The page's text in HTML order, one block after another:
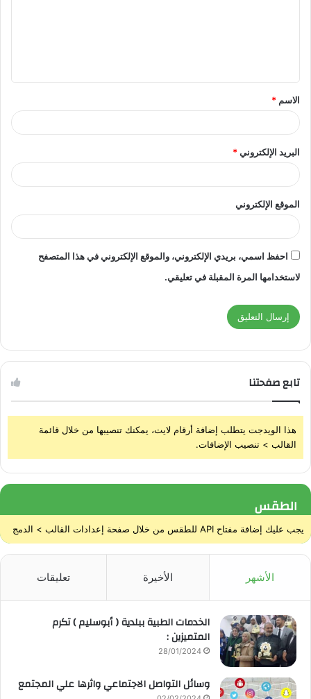
ق
*
الاسم *
البريد الإلكتروني*
الموقع الإلكتروني
احفظ اسمي، بريدي الإلكتروني، والموقع الإلكتروني في هذا المتصفح
لاستخدامها المرة المقبلة في تعليقي.
تابع صفحتنا
هذا الويدجت يتطلب إضافة أرقام لايت، يمكنك تنصيبها من خلال قائمة
القالب > تنصيب الإضافات.
الطقس
يجب عليك إضافة مفتاح API للطقس من خلال صفحة إعدادات القالب > الدمج
الأشهر الأخيرة تعليقات
الخدمات الطبية ببلدية ( أبوسليم ) تكرم
المتميزين :
28/01/2024
وسائل التواصل الاجتماعي واثرها علي المجتمع